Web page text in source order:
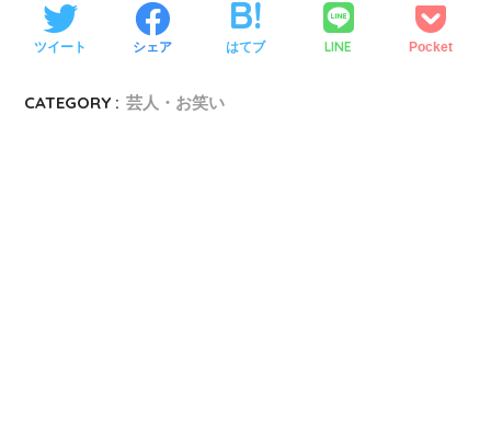
ツイート シェア はてブ LINE Pocket
CATEGORY : 芸人・お笑い